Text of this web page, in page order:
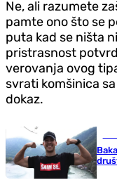
Ne, ali razumete
pamte ono što se
puta kad se ništa
pristrasnost
verovanja ovog
svrati komšinica
dokaz.